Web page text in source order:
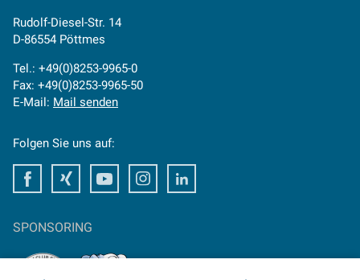
Rudolf-Diesel-Str. 14
D-86554 Pöttmes
Tel.: +49(0)8253-9965-0
Fax: +49(0)8253-9965-50
E-Mail: Mail senden
Folgen Sie uns auf:
FacebookXing Youtube Instagram
SPONSORING